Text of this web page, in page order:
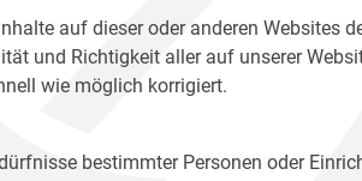
auf dieser oder anderen Websites
und Richtigkeit aller auf unserer
wie möglich korrigiert.
bestimmter Personen oder